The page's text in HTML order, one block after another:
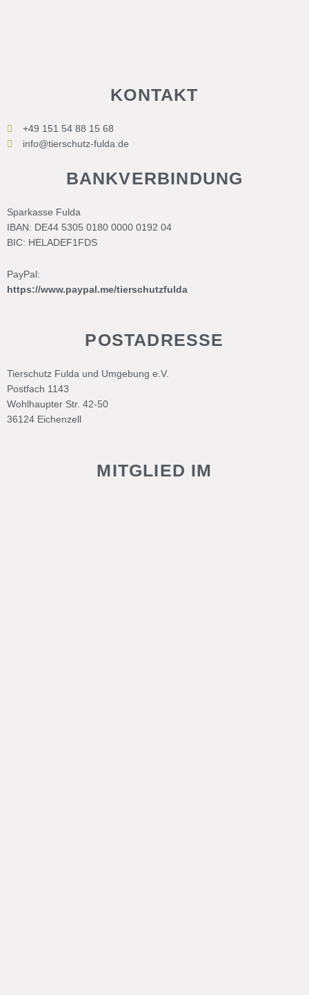
KONTAKT
+49 151 54 88 15 68
info@tierschutz-fulda.de
BANKVERBINDUNG
Sparkasse Fulda
IBAN: DE44 5305 0180 0000 0192 04
BIC: HELADEF1FDS
PayPal:
https://www.paypal.me/tierschutzfulda
POSTADRESSE
Tierschutz Fulda und Umgebung e.V.
Postfach 1143
Wohlhaupter Str. 42-50
36124 Eichenzell
MITGLIED IM